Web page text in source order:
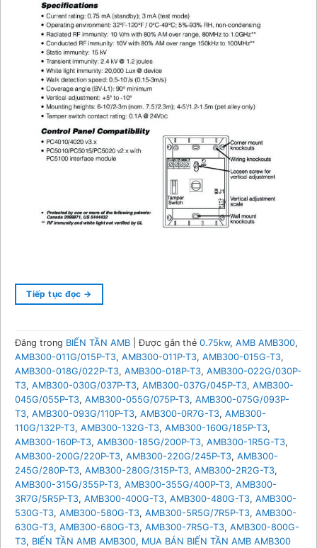
Tiếp tục đọc →
Đăng trong BIẾN TẦN AMB |Được gắn thẻ 0.75kw, AMB AMB300,
AMB300-011G/015P-T3, AMB300-011P-T3, AMB300-015G-T3,
AMB300-018G/022P-T3, AMB300-018P-T3, AMB300-022G/030P-
T3, AMB300-030G/037P-T3, AMB300-037G/045P-T3, AMB300-
045G/055P-T3, AMB300-055G/075P-T3, AMB300-075G/093P-
T3, AMB300-093G/110P-T3, AMB300-0R7G-T3, AMB300-
110G/132P-T3, AMB300-132G-T3, AMB300-160G/185P-T3,
AMB300-160P-T3, AMB300-185G/200P-T3, AMB300-1R5G-T3,
AMB300-200G/220P-T3, AMB300-220G/245P-T3, AMB300-
245G/280P-T3, AMB300-280G/315P-T3, AMB300-2R2G-T3,
AMB300-315G/355P-T3, AMB300-355G/400P-T3, AMB300-
3R7G/5R5P-T3, AMB300-400G-T3, AMB300-480G-T3, AMB300-
530G-T3, AMB300-580G-T3, AMB300-5R5G/7R5P-T3, AMB300-
630G-T3, AMB300-680G-T3, AMB300-7R5G-T3, AMB300-800G-
T3, BIẾN TẦN AMB AMB300, MUA BÁN BIẾN TẦN AMB AMB300